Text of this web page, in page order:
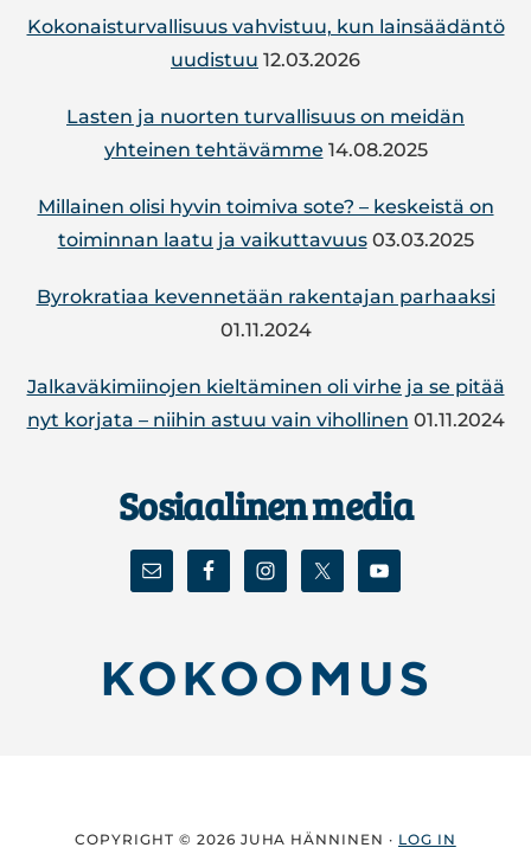
Kokonaisturvallisuus vahvistuu, kun lainsäädäntö
uudistuu 12.03.2026
Lasten ja nuorten turvallisuus on meidän
yhteinen tehtävämme 14.08.2025
Mil­lai­nen olisi hyvin toimiva sote? – kes­keis­tä on
toi­min­nan laatu ja vai­kut­ta­vuus 03.03.2025
By­ro­kra­tiaa ke­ven­ne­tään ra­ken­ta­jan par­haak­si
01.11.2024
Jal­ka­vä­ki­mii­no­jen kiel­tä­mi­nen oli virhe ja se pitää
nyt korjata – niihin astuu vain vi­hol­li­nen 01.11.2024
Sosiaalinen media
COPYRIGHT © 2026 JUHA HÄNNINEN · LOG IN